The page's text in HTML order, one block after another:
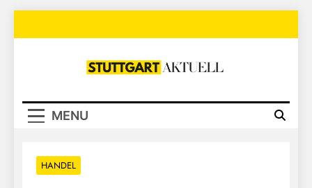
Stuttgart
MENU
HANDEL